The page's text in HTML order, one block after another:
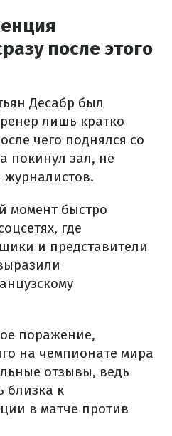
после этого
Десабр был
лишь кратко
чего поднялся со
покинул зал, не
журналистов.
момент быстро
где
и представители
поражение,
на чемпионате мира
отзывы, ведь
близка к
в матче против